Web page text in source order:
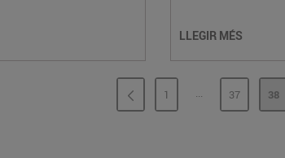
LLEGIR MÉS
PÀGINA
1 ...PÀGINESPÀGINA
37 38